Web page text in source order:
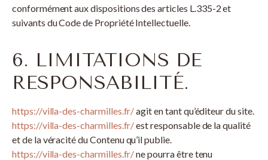
conformément aux dispositions des articles L.335-2 et
suivants du Code de Propriété Intellectuelle.
6. LIMITATIONS DE
RESPONSABILITÉ.
https://villa-des-charmilles.fr/agit en tant qu’éditeur du site.
https://villa-des-charmilles.fr/est responsable de la qualité
et de la véracité du Contenu qu’il publie.
https://villa-des-charmilles.fr/ne pourra être tenu